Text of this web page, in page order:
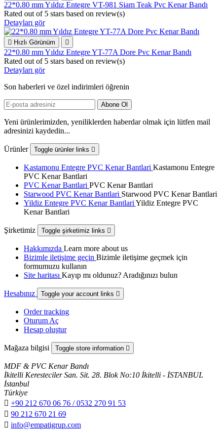
22*0.80 mm Yıldız Entegre VT-981 Siam Teak Pvc Kenar Bandı
Rated out of 5 stars based on review(s)
Detayları gör
 Hızlı Görünüm 
22*0.80 mm Yıldız Entegre YT-77A Dore Pvc Kenar Bandı
Rated out of 5 stars based on review(s)
Detayları gör
Son haberleri ve özel indirimleri öğrenin
Yeni ürünlerimizden, yeniliklerden haberdar olmak için lütfen mail
adresinizi kaydedin...
Ürünler Toggle ürünler links 
Kastamonu Entegre PVC Kenar Bantlari Kastamonu Entegre
PVC Kenar Bantlari
PVC Kenar Bantlari PVC Kenar Bantlari
Starwood PVC Kenar Bantlari Starwood PVC Kenar Bantlari
Yildiz Entegre PVC Kenar Bantlari Yildiz Entegre PVC
Kenar Bantlari
Şirketimiz Toggle şirketimiz links 
Hakkımızda Learn more about us
Bizimle iletişime geçin Bizimle iletişime geçmek için
formumuzu kullanın
Site haritası Kayıp mı oldunuz? Aradığınızı bulun
Hesabınız Toggle your account links 
Order tracking
Oturum Aç
Hesap oluştur
Mağaza bilgisi Toggle store information 
MDF & PVC Kenar Bandı
İkitelli Keresteciler San. Sit. 28. Blok No:10 İkitelli - İSTANBUL
İstanbul
Türkiye
 +90 212 670 06 76 / 0532 270 91 53
 90 212 670 21 69
 info@empatigrup.com